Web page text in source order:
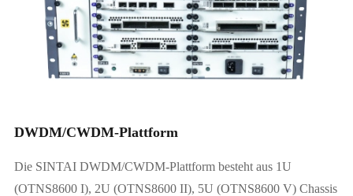
Plattform 5U
DWDM/CWDM-Plattform
Die SINTAI DWDM/CWDM-Plattform besteht aus 1U
(OTNS8600 I), 2U (OTNS8600 II), 5U (OTNS8600 V) Chassis